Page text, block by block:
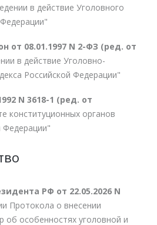
в действие Уголовного
от 08.01.1997 N 2-ФЗ (ред. от
в действие Уголовно-
Российской Федерации"
N 3618-1 (ред. от
конституционных органов
Федерации"
РФ от 22.05.2026 N
Протокола о внесении
об особенностях уголовной и